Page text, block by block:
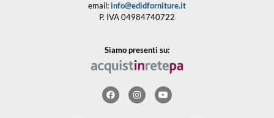
email:info@edidforniture.it
P. IVA 04984740722
Siamo presenti su: